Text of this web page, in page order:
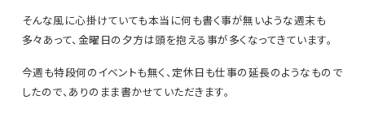
そんな風に心掛けていても本当に何も書く事が無いような週末も
多々あって、金曜日の夕方は頭を抱える事が多くなってきています。
今週も特段何のイベントも無く、定休日も仕事の延長のようなもので
したので、ありのまま書かせていただきます。